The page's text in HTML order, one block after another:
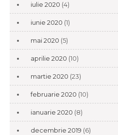
iulie 2020 (4)
iunie 2020 (1)
mai 2020 (5)
aprilie 2020 (10)
martie 2020 (23)
februarie 2020 (10)
ianuarie 2020 (8)
decembrie 2019 (6)